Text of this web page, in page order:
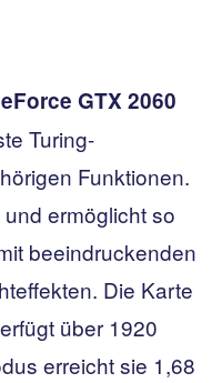
GTX 2060
Turing-
Funktionen.
ermöglicht so
beeindruckenden
Die Karte
über 1920
erreicht sie 1,68